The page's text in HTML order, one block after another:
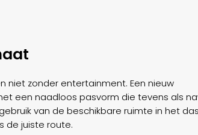
niet zonder entertainment. Een nieuw
een naadloos pasvorm die tevens als
van de beschikbare ruimte in het
de juiste route.